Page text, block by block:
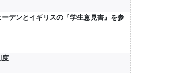
デンとイギリスの『学生意見書』を参
度